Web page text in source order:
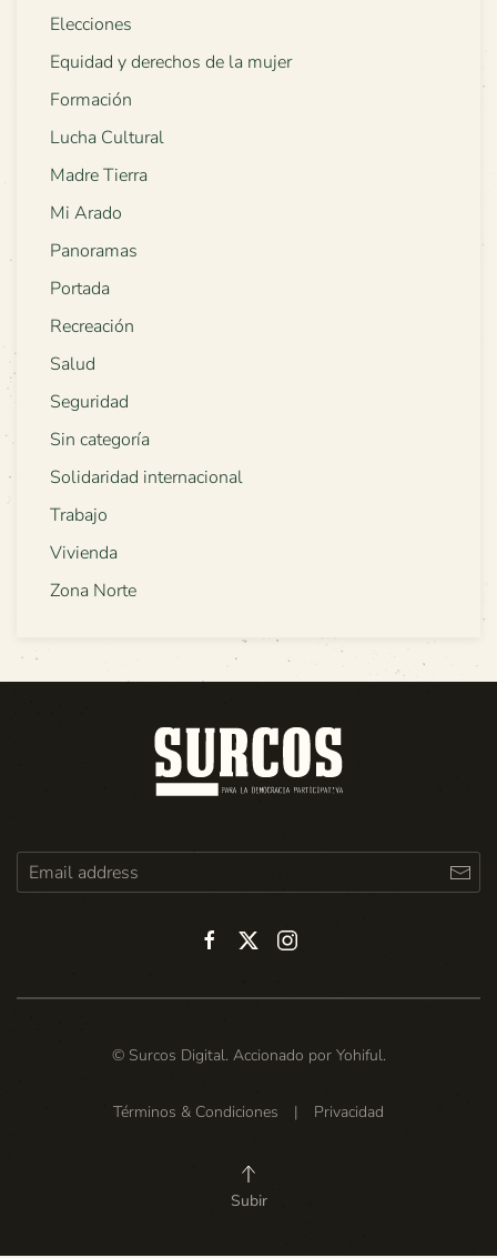
Elecciones
Equidad y derechos de la mujer
Formación
Lucha Cultural
Madre Tierra
Mi Arado
Panoramas
Portada
Recreación
Salud
Seguridad
Sin categoría
Solidaridad internacional
Trabajo
Vivienda
Zona Norte
© Surcos Digital. Accionado por Yohiful.
Términos & Condiciones | Privacidad
Subir